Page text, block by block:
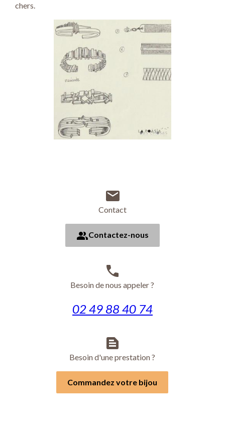
chers.
mail
Contact
peopleContactez-nous
phone
Besoin de nous appeler ?
02 49 88 40 74
text_snippet
Besoin d'une prestation ?
Commandez votre bijou